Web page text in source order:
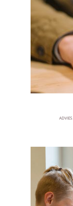
ADVIES